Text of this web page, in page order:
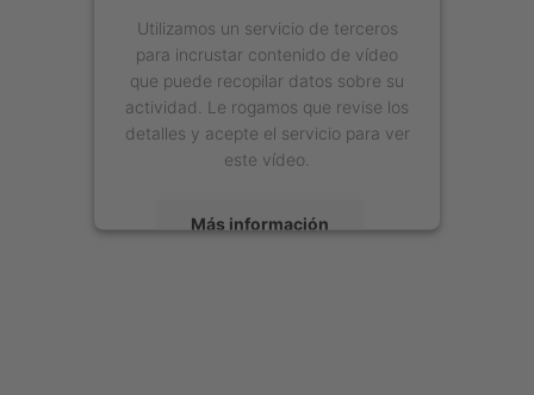
Utilizamos un servicio de terceros
para incrustar contenido de vídeo
que puede recopilar datos sobre su
actividad. Le rogamos que revise los
detalles y acepte el servicio para ver
este vídeo.
Más información